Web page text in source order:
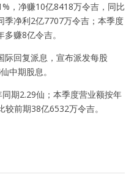
，净赚10亿8418万令吉，同比
季净利2亿7707万令吉；本季度
多赚8亿令吉。
际回复派息，宣布派发每股
中期股息。
期2.29仙；本季度营业额按年
前期38亿6532万令吉。